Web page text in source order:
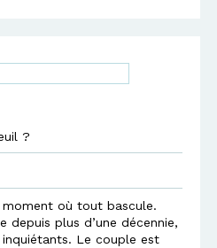
?
moment où tout bascule.
depuis plus d’une décennie,
Le couple est